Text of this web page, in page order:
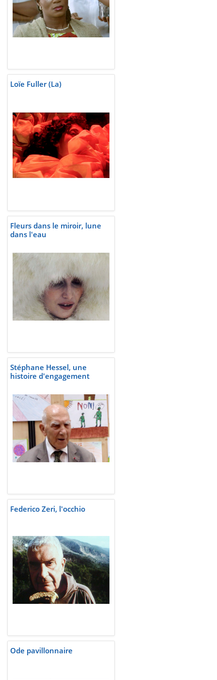
Loïe Fuller (La)
Fleurs dans le miroir, lune
dans l'eau
Stéphane Hessel, une
histoire d'engagement
Federico Zeri, l'occhio
Ode pavillonnaire